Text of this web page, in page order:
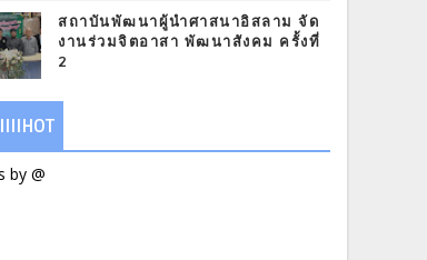
สถาบันพัฒนาผู้นำศาสนาอิสลาม จัด
งานร่วมจิตอาสา พัฒนาสังคม ครั้งที่
2
by @